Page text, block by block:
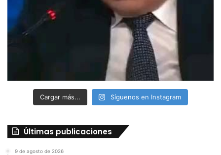
Cargar más... Síguenos en Instagram
Últimas publicaciones
9 de agosto de 2026